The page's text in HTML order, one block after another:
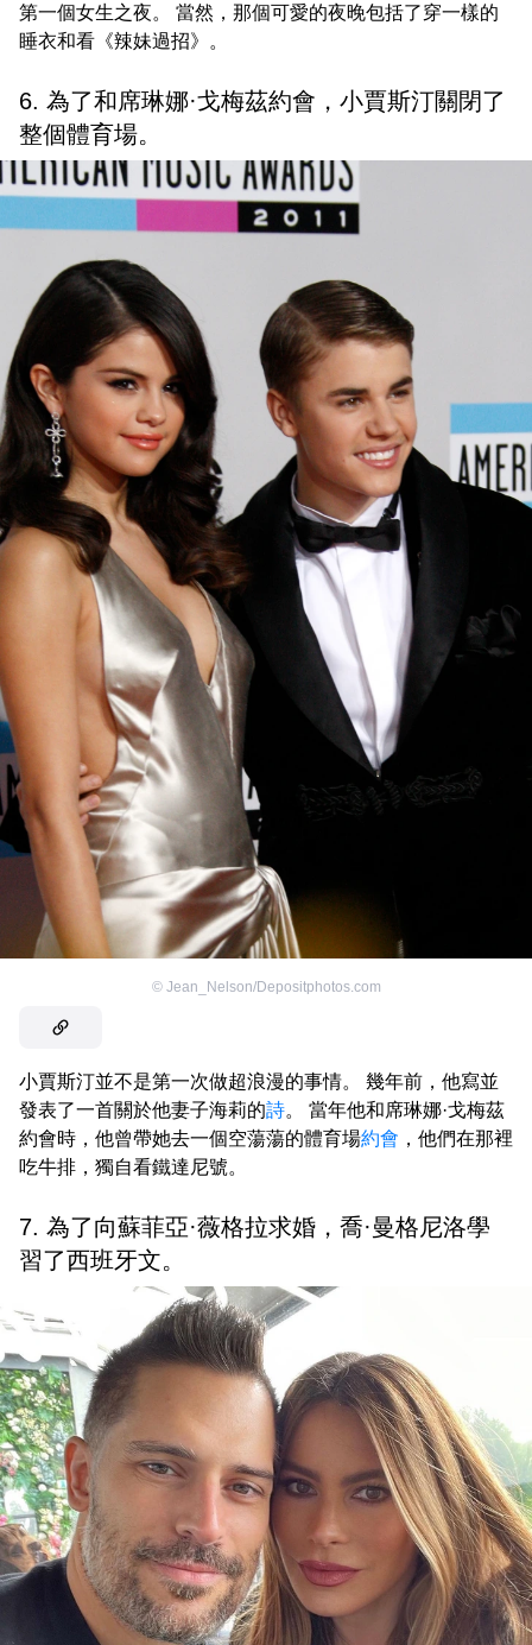
第一個女生之夜。 當然，那個可愛的夜晚包括了穿一樣的
睡衣和看《辣妹過招》。
6. 為了和席琳娜·戈梅茲約會，小賈斯汀關閉了
整個體育場。
© Jean_Nelson/Depositphotos.com
小賈斯汀並不是第一次做超浪漫的事情。 幾年前，他寫並
發表了一首關於他妻子海莉的詩。 當年他和席琳娜·戈梅茲
約會時，他曾帶她去一個空蕩蕩的體育場約會 ，他們在那裡
吃牛排，獨自看鐵達尼號。
7. 為了向蘇菲亞·薇格拉求婚，喬·曼格尼洛學
習了西班牙文。